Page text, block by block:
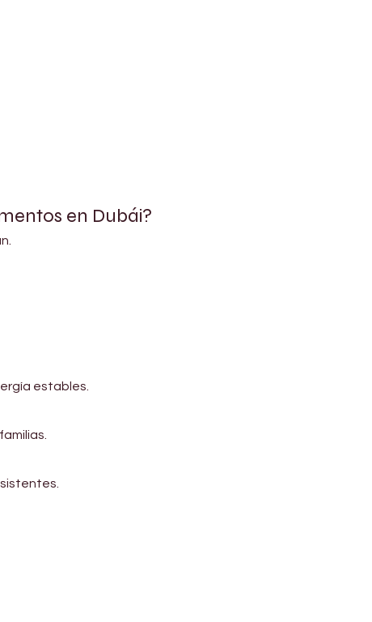
en Dubái?
estables.